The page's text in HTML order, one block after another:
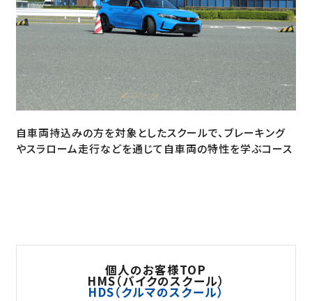
自車両持込みの方を対象としたスクールで、ブレーキング
やスラローム走行などを通じて自車両の特性を学ぶコース
個人のお客様TOP
HMS（バイクのスクール）
HDS（クルマのスクール）